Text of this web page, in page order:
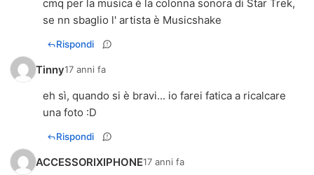
cmq per la musica è la colonna sonora di Star Trek,
se nn sbaglio l' artista è Musicshake
Rispondi
Tinny17 anni fa
eh sì, quando si è bravi... io farei fatica a ricalcare
una foto :D
Rispondi
ACCESSORIXIPHONE17 anni fa